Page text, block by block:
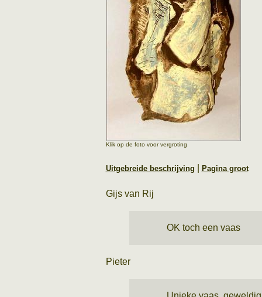
Klik op de foto voor vergroting
Uitgebreide beschrijving Pagina groot
Gijs van Rij
OK toch een vaas
Pieter